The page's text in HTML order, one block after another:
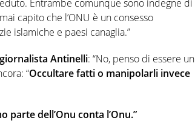
Entrambe comunque sono indegne di
capito che l’ONU è un consesso
islamiche e paesi canaglia.”
Antinelli: “No, penso di essere un
“Occultare fatti o manipolarli invece
parte dell’Onu conta l’Onu.”